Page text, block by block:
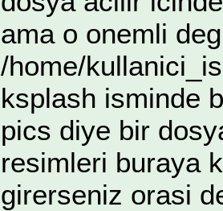
ama o onemli
/home/
ksplash isminde
pics diye bir
resimleri buraya
girerseniz orasi